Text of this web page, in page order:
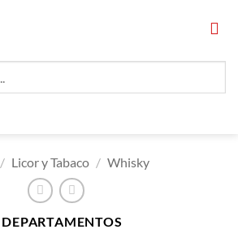
/ Licor y Tabaco / Whisky
DEPARTAMENTOS